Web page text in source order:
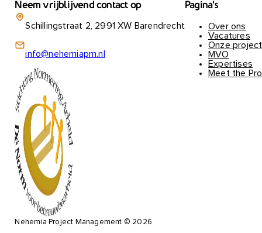
Neem vrijblijvend contact op
Schillingstraat 2, 2991 XW Barendrecht
info@nehemiapm.nl
Pagina's
Over ons
Vacatures
Onze
MVO
Expertises
Meet the
Nehemia Project Management © 2026